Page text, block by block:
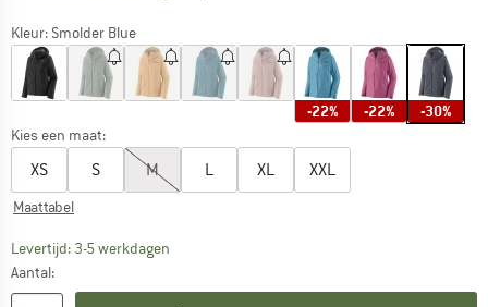
Kleur: Smolder Blue
-22% -22% -30%
Kies een maat:
XS S M L XL XXL
Maattabel
Levertijd: 3-5 werkdagen
Aantal: